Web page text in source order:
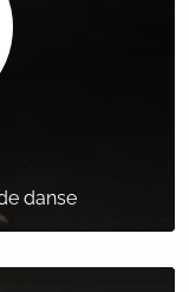
danse